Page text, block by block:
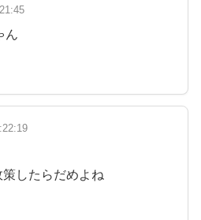
ん
したらだめよね